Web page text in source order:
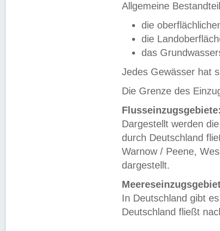
Allgemeine
die
die
das
Jedes Gewässer hat
Die Grenze des
Dargestellt werden
durch Deutschland
Warnow / Peene,
dargestellt.
In Deutschland gibt
Deutschland fließt